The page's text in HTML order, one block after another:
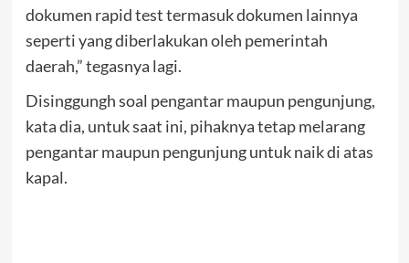
dokumen rapid test termasuk dokumen lainnya
seperti yang diberlakukan oleh pemerintah
daerah,” tegasnya lagi.
Disinggungh soal pengantar maupun pengunjung,
kata dia, untuk saat ini, pihaknya tetap melarang
pengantar maupun pengunjung untuk naik di atas
kapal.